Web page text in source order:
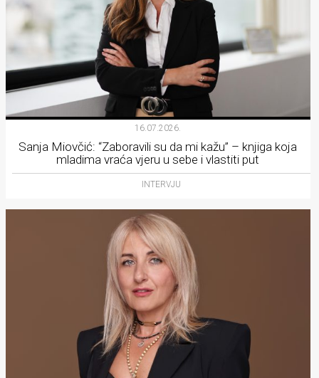
16.07.2026.
Sanja Miovčić: “Zaboravili su da mi kažu” – knjiga koja
mladima vraća vjeru u sebe i vlastiti put
INTERVJU